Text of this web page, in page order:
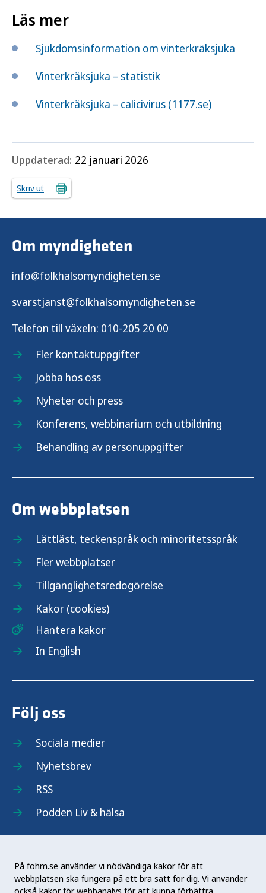
På fohm.se använder vi nödvändiga kakor för att
webbplatsen ska fungera på ett bra sätt för dig. Vi använder
också kakor för webbanalys för att kunna förbättra
Läs mer
Sjukdomsinformation om vinterkräksjuka
Vinterkräksjuka – statistik
Vinterkräksjuka – calicivirus (1177.se)
Uppdaterad: 22 januari 2026
Skriv ut
Om myndigheten
info@folkhalsomyndigheten.se
svarstjanst@folkhalsomyndigheten.se
Telefon till växeln: 010-205 20 00
Fler kontaktuppgifter
Jobba hos oss
Nyheter och press
Konferens, webbinarium och utbildning
Behandling av personuppgifter
Om webbplatsen
Lättläst, teckenspråk och minoritetsspråk
Fler webbplatser
Tillgänglighetsredogörelse
Kakor (cookies)
Hantera kakor
In English
Följ oss
Sociala medier
Nyhetsbrev
RSS
Podden Liv & hälsa
Folkhälsomyndigheten (Fohm) är en nationell